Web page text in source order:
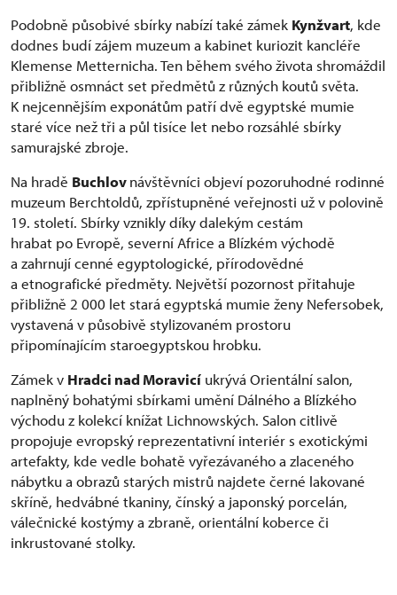
Podobně působivé sbírky nabízí také zámek Kynžvart, kde
dodnes budí zájem muzeum a kabinet kuriozit kancléře
Klemense Metternicha. Ten během svého života shromáždil
přibližně osmnáct set předmětů z různých koutů světa.
K nejcennějším exponátům patří dvě egyptské mumie
staré více než tři a půl tisíce let nebo rozsáhlé sbírky
samurajské zbroje.
Na hradě Buchlovnávštěvníci objeví pozoruhodné rodinné
muzeum Berchtoldů, zpřístupněné veřejnosti už v polovině
19. století. Sbírky vznikly díky dalekým cestám
hrabat po Evropě, severní Africe a Blízkém východě
a zahrnují cenné egyptologické, přírodovědné
a etnografické předměty. Největší pozornost přitahuje
přibližně 2 000 let stará egyptská mumie ženy Nefersobek,
vystavená v působivě stylizovaném prostoru
připomínajícím staroegyptskou hrobku.
Zámek v Hradci nad Moravicí ukrývá Orientální salon,
naplněný bohatými sbírkami umění Dálného a Blízkého
východu z kolekcí knížat Lichnowských. Salon citlivě
propojuje evropský reprezentativní interiér s exotickými
artefakty, kde vedle bohatě vyřezávaného a zlaceného
nábytku a obrazů starých mistrů najdete černé lakované
skříně, hedvábné tkaniny, čínský a japonský porcelán,
válečnické kostýmy a zbraně, orientální koberce či
inkrustované stolky.